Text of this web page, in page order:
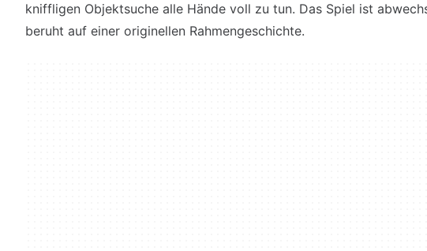
kniffligen Objektsuche alle Hände voll zu tun. Das Spiel ist
beruht auf einer originellen Rahmengeschichte.